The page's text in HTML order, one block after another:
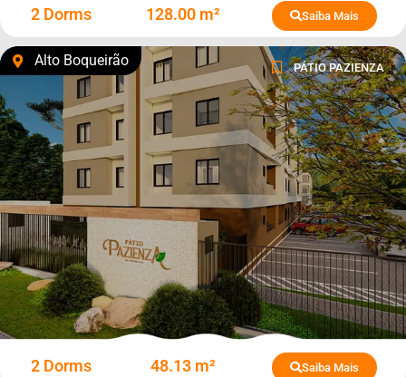
2 Dorms 128.00 m² Saiba Mais
Alto Boqueirão PÁTIO PAZIENZA
2 Dorms 48.13 m² Saiba Mais